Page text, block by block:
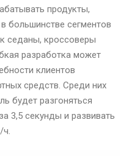
продукты,
большинстве сегментов
седаны, кроссоверы
разработка может
клиентов
средств. Среди них
будет разгоняться
3,5 секунды и развивать
ч.